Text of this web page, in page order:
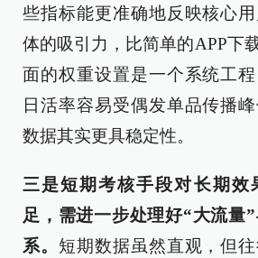
些指标能更准确地反映核心
体的吸引力，比简单的APP下
面的权重设置是一个系统工
日活率容易受偶发单品传播
数据其实更具稳定性。
三是短期考核手段对长期效
足，需进一步处理好“大流量
系。 短期数据虽然直观，但